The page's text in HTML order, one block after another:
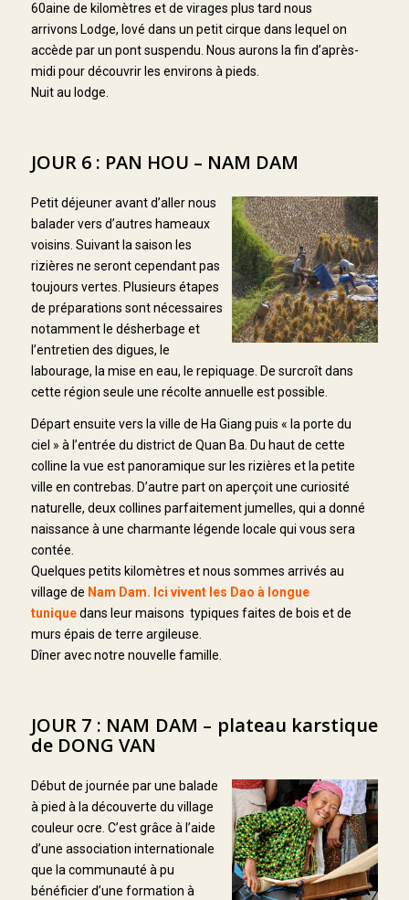
60aine de kilomètres et de virages plus tard nous
arrivons Lodge, lové dans un petit cirque dans lequel on
accède par un pont suspendu. Nous aurons la fin d’après-
midi pour découvrir les environs à pieds.
Nuit au lodge.
JOUR 6 : PAN HOU – NAM DAM
Petit déjeuner avant d’aller nous
balader vers d’autres hameaux
voisins. Suivant la saison les
rizières ne seront cependant pas
toujours vertes. Plusieurs étapes
de préparations sont nécessaires
notamment le désherbage et
l’entretien des digues, le
labourage, la mise en eau, le repiquage. De surcroît dans
cette région seule une récolte annuelle est possible.
Départ ensuite vers la ville de Ha Giang puis « la porte du
ciel » à l’entrée du district de Quan Ba. Du haut de cette
colline la vue est panoramique sur les rizières et la petite
ville en contrebas. D’autre part on aperçoit une curiosité
naturelle, deux collines parfaitement jumelles, qui a donné
naissance à une charmante légende locale qui vous sera
contée.
Quelques petits kilomètres et nous sommes arrivés au
village de Nam Dam. Ici vivent les Dao à longue
tuniquedans leur maisons typiques faites de bois et de
murs épais de terre argileuse.
Dîner avec notre nouvelle famille.
JOUR 7 : NAM DAM – plateau karstique
de DONG VAN
Début de journée par une balade
à pied à la découverte du village
couleur ocre. C’est grâce à l’aide
d’une association internationale
que la communauté à pu
bénéficier d’une formation à